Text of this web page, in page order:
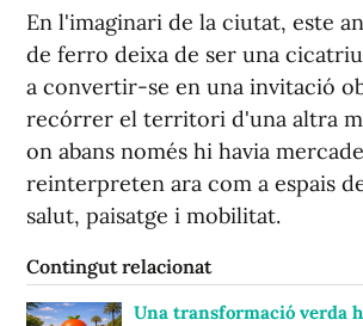
En l'imaginari de la ciutat, este
de ferro deixa de ser una
a convertir-se en una invitació
recórrer el territori d'una altra
on abans només hi havia
reinterpreten ara com a espais
salut, paisatge i mobilitat.
Contingut relacionat
Una transformació verda